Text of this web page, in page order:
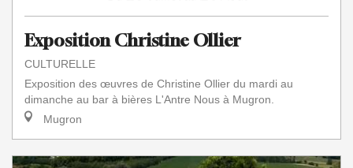
Exposition Christine Ollier
CULTURELLE
Exposition des œuvres de Christine Ollier du mardi au
dimanche au bar à bières L'Antre Nous à Mugron.
Mugron